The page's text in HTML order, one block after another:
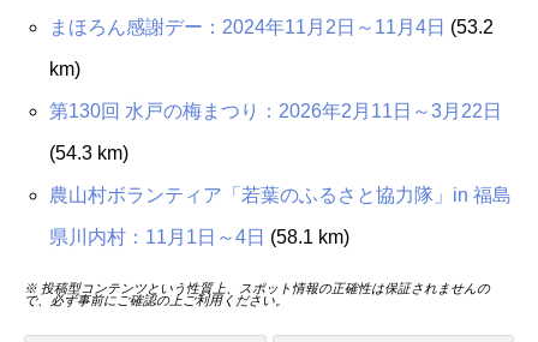
まほろん感謝デー：2024年11月2日～11月4日 (53.2
km)
第130回 水戸の梅まつり：2026年2月11日～3月22日
(54.3 km)
農山村ボランティア「若葉のふるさと協力隊」in 福島
県川内村：11月1日～4日 (58.1 km)
※ 投稿型コンテンツという性質上、スポット情報の正確性は保証されませんの
で、必ず事前にご確認の上ご利用ください。